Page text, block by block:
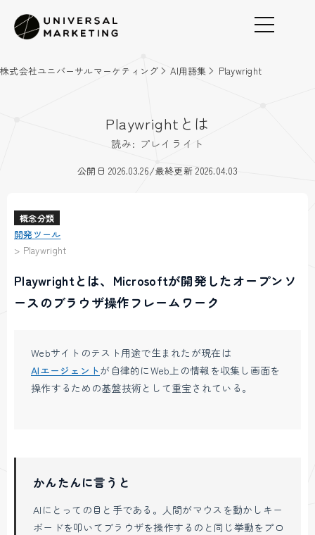
株式会社ユニバーサルマーケティング AI用語集 Playwright
Playwrightとは
読み: プレイライト
公開日 2026.03.26/最終更新 2026.04.03
概念分類
開発ツール
> Playwright
Playwrightとは、Microsoftが開発したオープンソ
ースのブラウザ操作フレームワーク
Webサイトのテスト用途で生まれたが現在は
AIエージェントが自律的にWeb上の情報を収集し画面を
操作するための基盤技術として重宝されている。
かんたんに言うと
AIにとっての目と手である。人間がマウスを動かしキー
ボードを叩いてブラウザを操作するのと同じ挙動をプロ